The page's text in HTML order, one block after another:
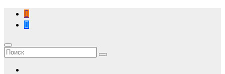
Перейти
содержимому